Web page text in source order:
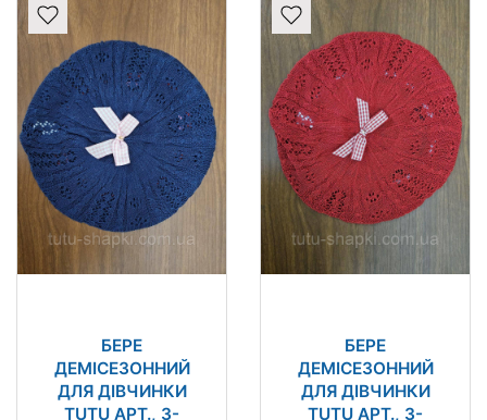
БЕРЕ
ДЕМІСЕЗОННИЙ
ДЛЯ ДІВЧИНКИ
TUTU АРТ., 3-
БЕРЕ
ДЕМІСЕЗОННИЙ
ДЛЯ ДІВЧИНКИ
TUTU АРТ., 3-